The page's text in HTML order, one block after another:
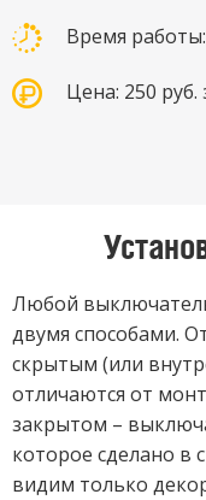
Время
Цена: 250 руб.
Любой
двумя способами.
скрытым (или
отличаются от
закрытом –
которое сделано в
видим только